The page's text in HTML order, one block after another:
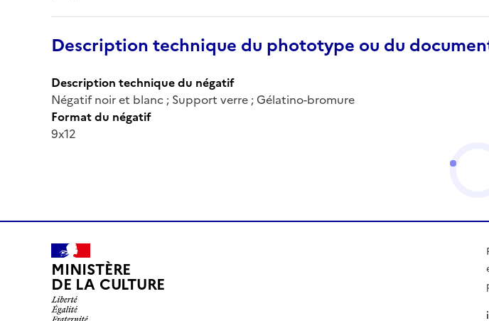
Description technique du phototype ou du
Description technique du négatif
Négatif noir et blanc ; Support verre ; Gélatino-bromure
Format du négatif
9x12
MINISTÈRE
DE LA CULTURE